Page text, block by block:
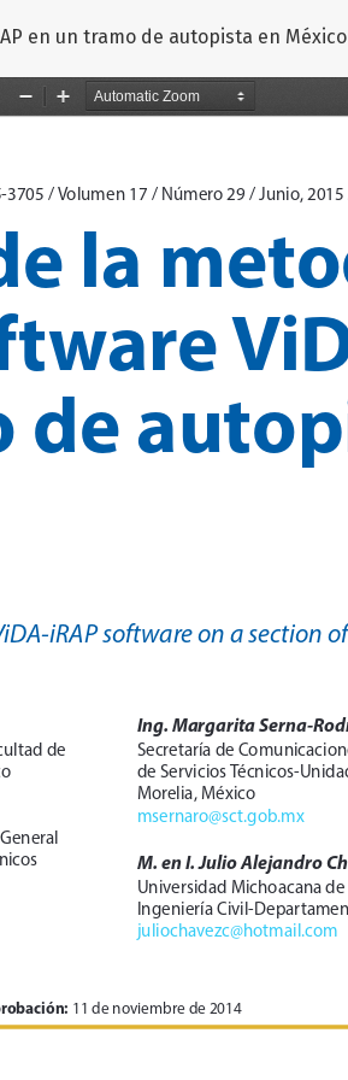
en un tramo de autopista en México